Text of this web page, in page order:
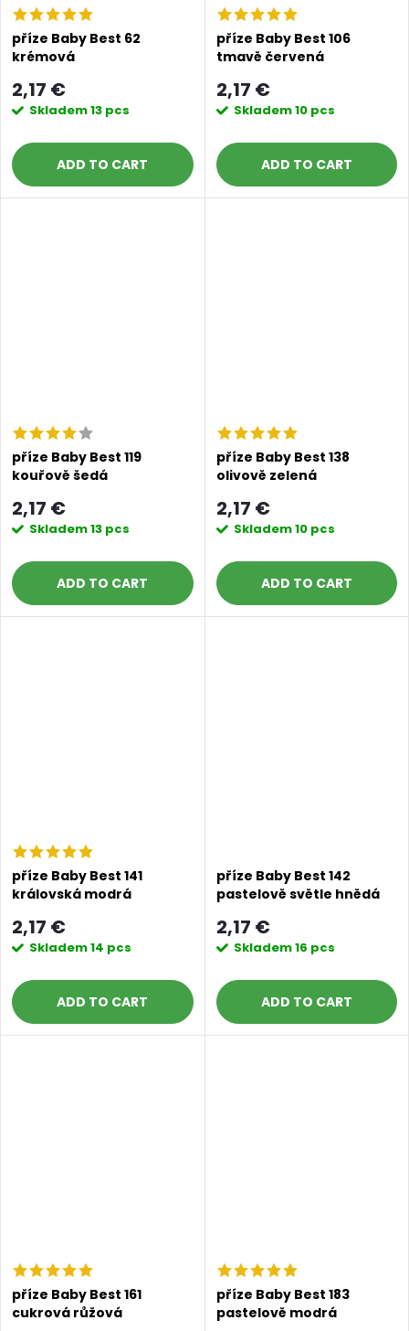
příze Baby Best 62
krémová
2,17 €
Skladem13 pcs
ADD TO CART
příze Baby Best 106
tmavě červená
2,17 €
Skladem10 pcs
ADD TO CART
příze Baby Best 119
kouřově šedá
2,17 €
Skladem13 pcs
ADD TO CART
příze Baby Best 138
olivově zelená
2,17 €
Skladem10 pcs
ADD TO CART
příze Baby Best 141
královská modrá
2,17 €
Skladem14 pcs
ADD TO CART
příze Baby Best 142
pastelově světle hnědá
2,17 €
Skladem16 pcs
ADD TO CART
příze Baby Best 161
cukrová růžová
příze Baby Best 183
pastelově modrá
Doprava a platby Prodejna Blog a návody